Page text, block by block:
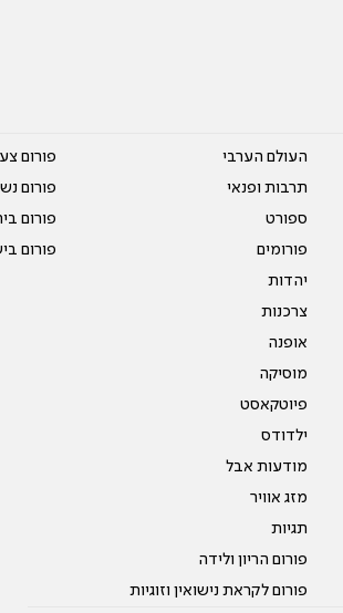
העולם הערבי
תרבות ופנאי
ספורט
פורומים
יהדות
צרכנות
אופנה
מוסיקה
פיוטקאסט
ילדודס
מודעות אבל
מזג אוויר
תגיות
פורום הריון ולידה
פורום לקראת נישואין וזוגיות
פורום
פורום
פורום
פורום